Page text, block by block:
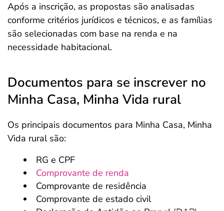
Após a inscrição, as propostas são analisadas
conforme critérios jurídicos e técnicos, e as famílias
são selecionadas com base na renda e na
necessidade habitacional.
Documentos para se inscrever no
Minha Casa, Minha Vida rural
Os principais documentos para Minha Casa, Minha
Vida rural são:
RG e CPF
Comprovante de renda
Comprovante de residência
Comprovante de estado civil